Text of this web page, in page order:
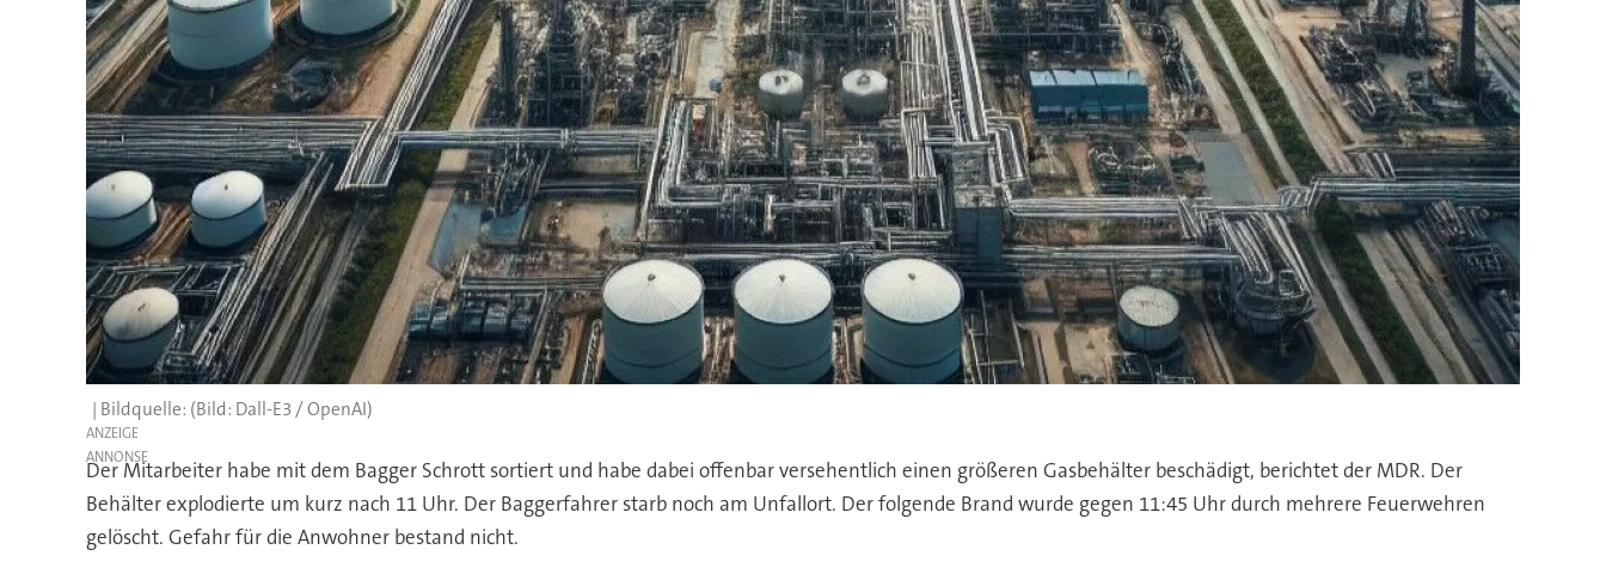
(Bild: Dall-E3 / OpenAI)
ANZEIGE
Der Mitarbeiter habe mit dem Bagger Schrott sortiert und habe dabei offenbar versehentlich einen größeren Gasbehälter beschädigt, berichtet der MDR. Der
Behälter explodierte um kurz nach 11 Uhr. Der Baggerfahrer starb noch am Unfallort. Der folgende Brand wurde gegen 11:45 Uhr durch mehrere Feuerwehren
gelöscht. Gefahr für die Anwohner bestand nicht.